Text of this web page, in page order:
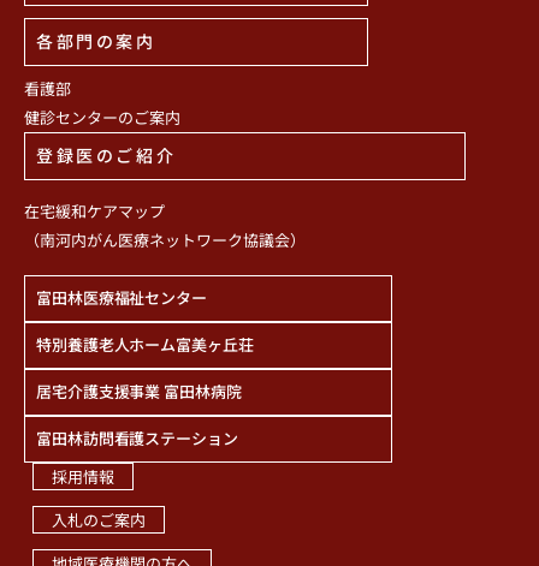
各部門の案内
看護部
健診センターのご案内
登録医のご紹介
在宅緩和ケアマップ
（南河内がん医療ネットワーク協議会）
富田林医療福祉センター
特別養護老人ホーム富美ヶ丘荘
居宅介護支援事業 富田林病院
富田林訪問看護ステーション
採用情報
入札のご案内